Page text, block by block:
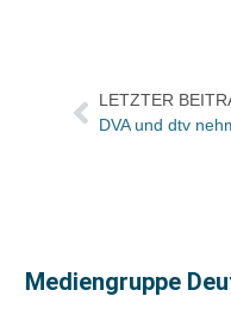
LETZTER
Mediengruppe